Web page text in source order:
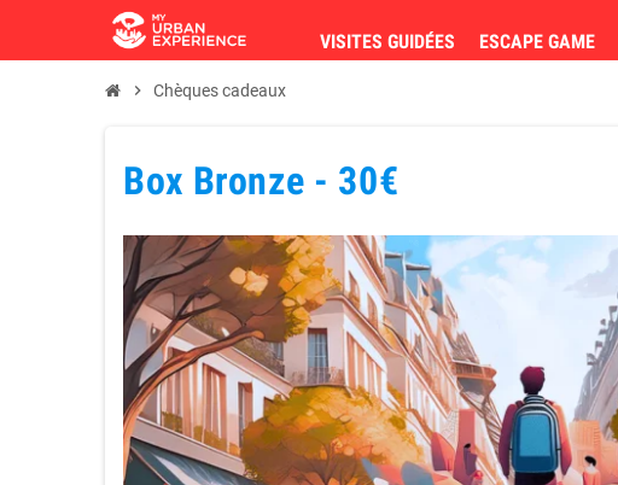
VISITES GUIDÉES ESCAPE GAME
chevron_right Chèques cadeaux
Box Bronze - 30€